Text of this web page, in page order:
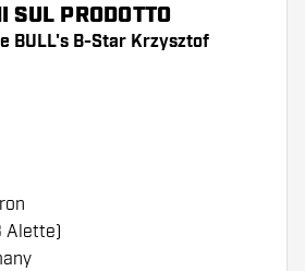
SUL PRODOTTO
BULL's B-Star Krzysztof
Alette)